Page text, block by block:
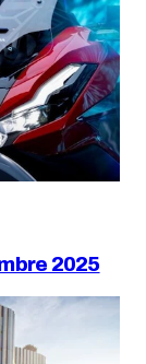
2025